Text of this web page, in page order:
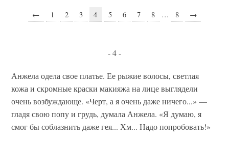
← 1 2 3 4 5 6 7 8 … 8 →
- 4 -
Анжела одела свое платье. Ее рыжие волосы, светлая
кожа и скромные краски макияжа на лице выглядели
очень возбуждающе. «Черт, а я очень даже ничего...» —
гладя свою попу и грудь, думала Анжела. «Я думаю, я
смог бы соблазнить даже гея... Хм... Надо попробовать!»